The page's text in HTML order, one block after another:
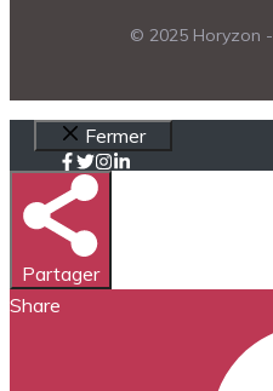
© 2025 Horyzon -
Fermer
Partager
Share